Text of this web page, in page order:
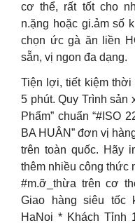
cơ thể, rất tốt cho
n.ặng hoặc gi.ảm số
chọn ức gà ăn liền
sẵn, vị ngon đa dạng.
Tiện lợi, tiết kiệm
5 phút. Quy Trình sản
Phẩm” chuẩn “#ISO
BA HUÂN” đơn vị
trên toàn quốc. Hãy
thêm nhiều công thức
#m.ỡ_thừa trên cơ
Giao hàng siêu tốc
HaNoi * Khách Tỉnh